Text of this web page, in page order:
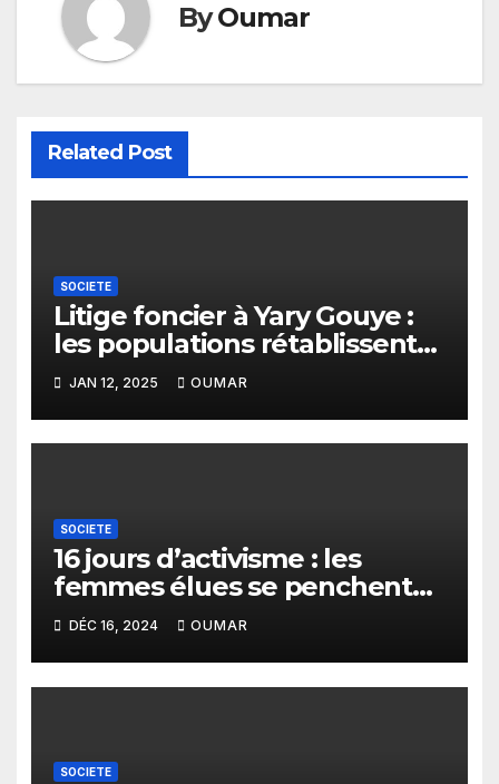
ByOumar
Related Post
SOCIETE
Litige foncier à Yary Gouye :
les populations rétablissent
la vérité
JAN 12, 2025 OUMAR
SOCIETE
16 jours d’activisme : les
femmes élues se penchent
sur les violences faites aux
filles et aux femmes
DÉC 16, 2024 OUMAR
SOCIETE